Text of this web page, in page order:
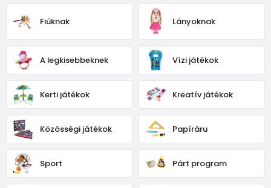
Fiúknak Lányoknak
A legkisebbeknek Vízi játékok
Kerti játékok Kreatív játékok
Közösségi játékok Papíráru
Sport Párt program